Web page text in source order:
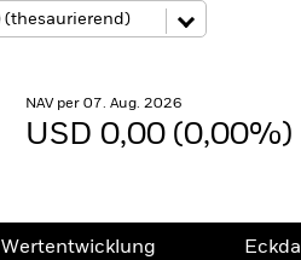
NAV per 07. Aug. 2026
USD 0,00 (0,00%)
Wertentwicklung